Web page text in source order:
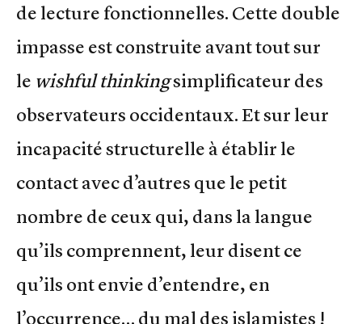
de lecture fonctionnelles. Cette double
impasse est construite avant tout sur
le wishful thinkingsimplificateur des
observateurs occidentaux. Et sur leur
incapacité structurelle à établir le
contact avec d’autres que le petit
nombre de ceux qui, dans la langue
qu’ils comprennent, leur disent ce
qu’ils ont envie d’entendre, en
l’occurrence… du mal des islamistes !